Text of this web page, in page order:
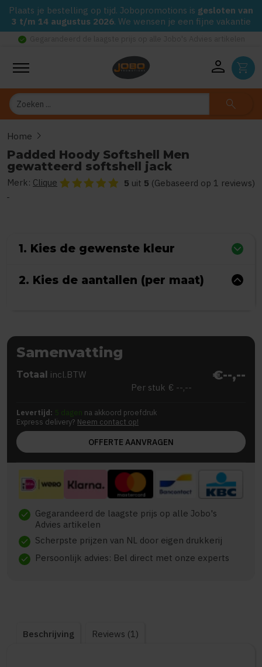
Plaats je bestelling op tijd. Jobopromotions is gesloten van
3 t/m 14 augustus 2026. We wensen je een fijne vakantie
check_circle
person shopping_cart
Zoeken search
Home chevron_right
Padded Hoody Softshell Men gewatteerd softshell jack
Padded Hoody Softshell Men
gewatteerd softshell jack
Merk: Clique De beoordeling van dit product is5 van de 5
5 uit 5 (Gebaseerd op 1 reviews)
1. Kies de gewenste kleur
2. Kies de aantallen (per maat)
Samenvatting
Totaal incl.BTW €--,--
Per stuk € --,--
Levertijd: 5 dagen na akkoord proefdruk
Express delivery? Neem contact op!
OFFERTE AANVRAGEN
check Gegarandeerd de laagste prijs op alle Jobo's
Advies artikelen
check Scherpste prijzen van NL door eigen drukkerij
check Persoonlijk advies: Bel direct met onze experts
Beschrijving Reviews (1)